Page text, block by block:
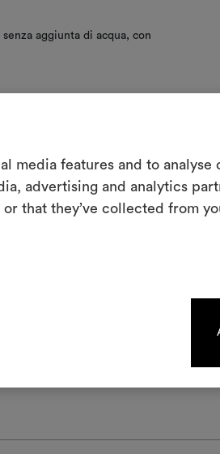
media features and to analyse
advertising and analytics
that they’ve collected from
aggiunta di acqua, con
che crea attrito con la
Uno strumento interattivo